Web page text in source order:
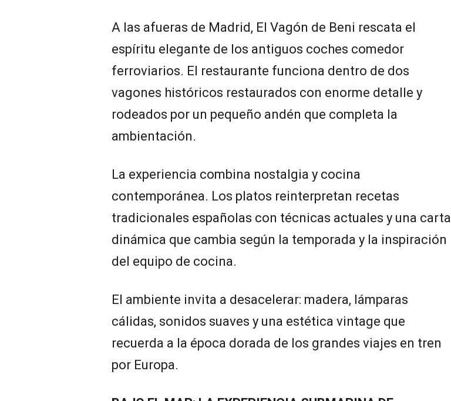
A las afueras de Madrid, El Vagón de Beni rescata el
espíritu elegante de los antiguos coches comedor
ferroviarios. El restaurante funciona dentro de dos
vagones históricos restaurados con enorme detalle y
rodeados por un pequeño andén que completa la
ambientación.
La experiencia combina nostalgia y cocina
contemporánea. Los platos reinterpretan recetas
tradicionales españolas con técnicas actuales y una carta
dinámica que cambia según la temporada y la inspiración
del equipo de cocina.
El ambiente invita a desacelerar: madera, lámparas
cálidas, sonidos suaves y una estética vintage que
recuerda a la época dorada de los grandes viajes en tren
por Europa.